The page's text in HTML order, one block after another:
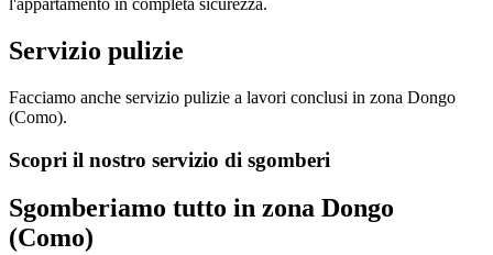
l'appartamento in completa sicurezza.
Servizio pulizie
Facciamo anche servizio pulizie a lavori conclusi in zona Dongo
(Como).
Scopri il nostro servizio di sgomberi
Sgomberiamo tutto in zona Dongo
(Como)